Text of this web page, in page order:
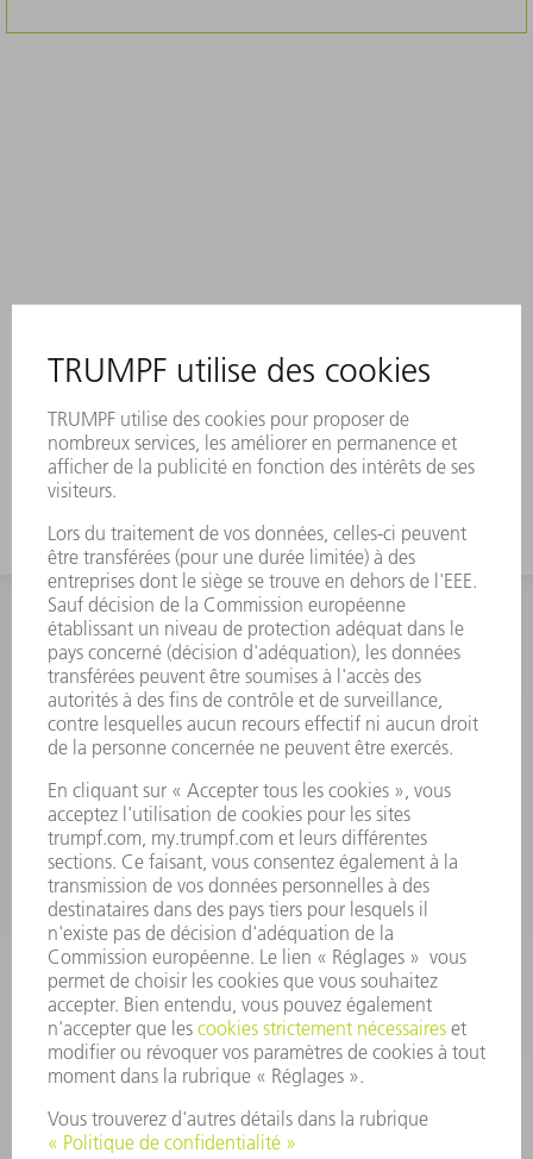
INFORMATION
Foire aux questions
Termes et conditions
CONTACT
01 48 17 37 73
Lun - Jeu 08:00h - 16:30h
Ven 08:00h - 12:30h
outillages@fr.TRUMPF.com
CONTACT
Pièces Détachées
01 48 17 37 57
Lun – Ven 8:30h - 17:30h
pieces.detachees@trumpf.com